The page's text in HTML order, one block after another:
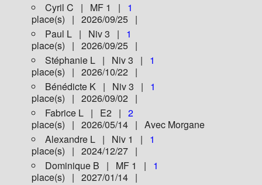
Cyril C | MF 1 | 1
place(s) | 2026/09/25 |
Paul L | Niv 3 | 1
place(s) | 2026/09/25 |
Stéphanie L | Niv 3 | 1
place(s) | 2026/10/22 |
Bénédicte K | Niv 3 | 1
place(s) | 2026/09/02 |
Fabrice L | E2 |2
place(s) | 2026/05/14 | Avec Morgane
Alexandre L | Niv 1 | 1
place(s) | 2024/12/27 |
Dominique B | MF 1 | 1
place(s) | 2027/01/14 |